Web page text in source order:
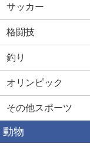
サッカー
格闘技
釣り
オリンピック
その他スポーツ
動物